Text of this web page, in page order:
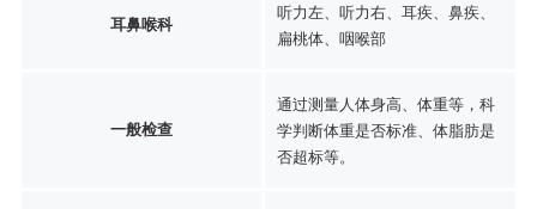
耳鼻喉科
听力左、听力右、耳疾、鼻疾、
扁桃体、咽喉部
一般检查
通过测量人体身高、体重等，科
学判断体重是否标准、体脂肪是
否超标等。